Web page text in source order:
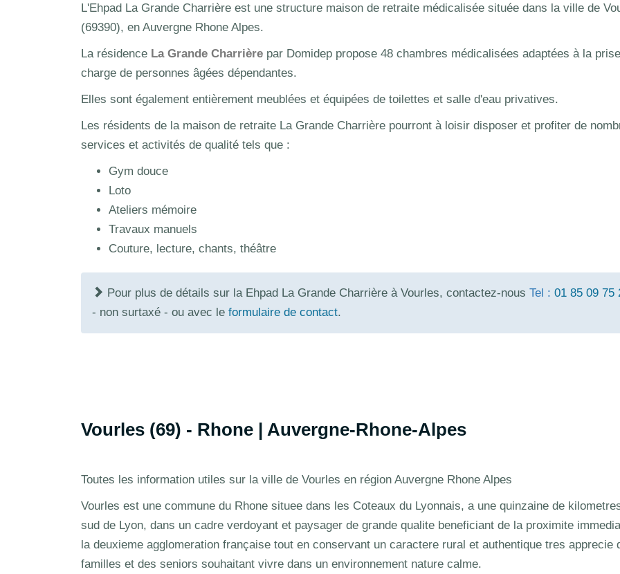
L'Ehpad La Grande Charrière est une structure maison de retraite médicalisée située dans la ville de
(69390), en Auvergne Rhone Alpes.
La résidence La Grande Charrière par Domidep propose 48 chambres médicalisées adaptées à la
charge de personnes âgées dépendantes.
Elles sont également entièrement meublées et équipées de toilettes et salle d'eau privatives.
Les résidents de la maison de retraite La Grande Charrière pourront à loisir disposer et profiter de
services et activités de qualité tels que :
Gym douce
Loto
Ateliers mémoire
Travaux manuels
Couture, lecture, chants, théâtre
Pour plus de détails sur la Ehpad La Grande Charrière à Vourles, contactez-nous Tel : 01 85 09 75
- non surtaxé - ou avec le formulaire de contact.
Vourles (69) - Rhone | Auvergne-Rhone-Alpes
Toutes les information utiles sur la ville de Vourles en région Auvergne Rhone Alpes
Vourles est une commune du Rhone situee dans les Coteaux du Lyonnais, a une quinzaine de
sud de Lyon, dans un cadre verdoyant et paysager de grande qualite beneficiant de la proximite
la deuxieme agglomeration française tout en conservant un caractere rural et authentique tres apprecie
familles et des seniors souhaitant vivre dans un environnement nature calme.